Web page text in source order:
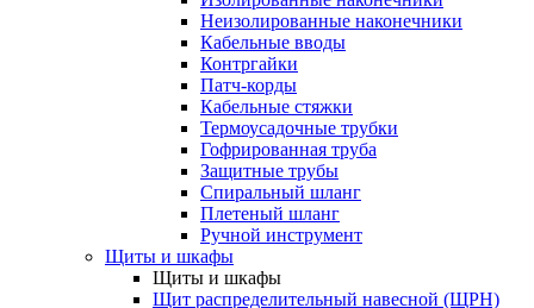
Неизолированные наконечники
Кабельные вводы
Контргайки
Патч-корды
Кабельные стяжки
Термоусадочные трубки
Гофрированная труба
Защитные трубы
Спиральный шланг
Плетеный шланг
Ручной инструмент
Щиты и шкафы
Щиты и шкафы
Щит распределительный навесной (ЩРН)